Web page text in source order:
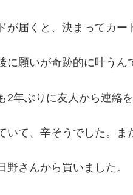
が届くと、決まってカー
に願いが奇跡的に叶うん
2年ぶりに友人から連絡
いて、辛そうでした。ま
野さんから買いました。